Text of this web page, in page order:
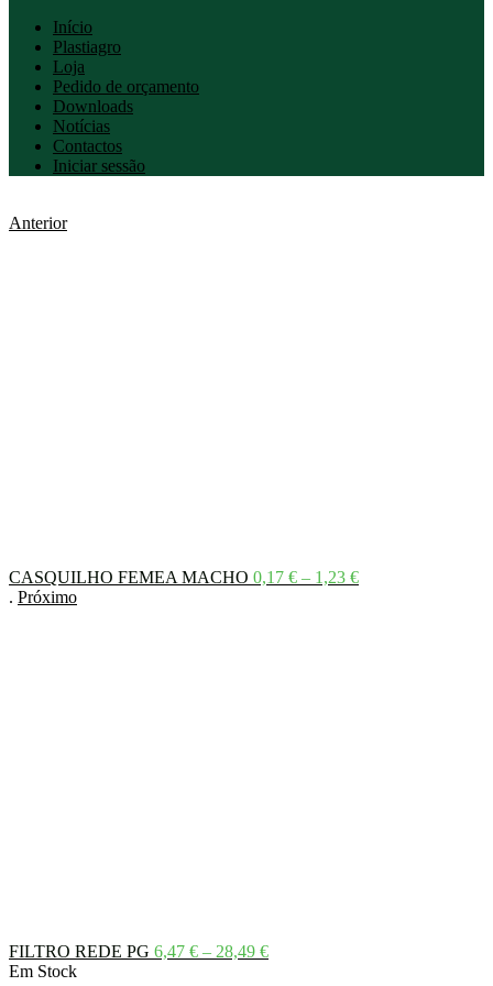
Início
Plastiagro
Loja
Pedido de orçamento
Downloads
Notícias
Contactos
Iniciar sessão
Anterior
CASQUILHO FEMEA MACHO 0,17 € – 1,23 €Price
. Próximo
FILTRO REDE PG 6,47 € – 28,49 €Price
Em Stock